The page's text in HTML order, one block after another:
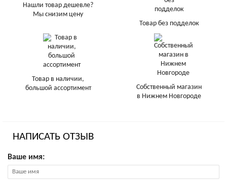
Нашли товар дешевле?
Мы снизим цену
Товар без подделок
Товар в наличии,
большой ассортимент
Собственный магазин
в Нижнем Новгороде
НАПИСАТЬ ОТЗЫВ
Ваше имя: